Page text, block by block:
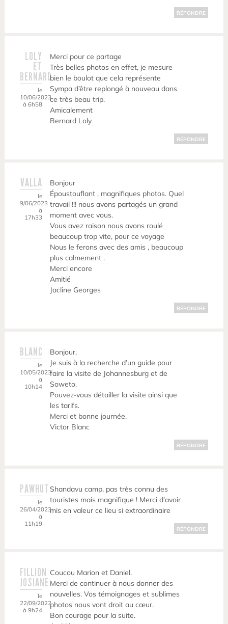
RÉPONDRE
LOLY
ET
BERNARD
le
10/06/2023
à 6h58
Merci pour ce partage
Très belles photos en effet, je mesure
bien le boulot que cela représente
Sympa d’être replongé à nouveau dans
ce très beau trip.
Amicalement
Bernard Loly
RÉPONDRE
VALLA
le
9/06/2023
à
17h33
Bonjour
Époustouflant , magnifiques photos. Quel
travail !!! nous avons partagés un grand
moment avec vous.
Vous avez raison nous avons roulé
beaucoup trop vite, pour ce voyage
Nous le ferons avec des amis , beaucoup
plus calmement .
Merci encore
Amitié
Jacline Georges
RÉPONDRE
BLANC
le
10/05/2023
à
10h14
Bonjour,
Je suis à la recherche d’un guide pour
faire la visite de Johannesburg et de
Soweto.
Pouvez-vous détailler la visite ainsi que
les tarifs.
Merci et bonne journée,
Victor Blanc
RÉPONDRE
PAWHUT
le
26/04/2023
à
11h19
Shandavu camp, pas très connu des
touristes mais magnifique ! Merci d’avoir
mis en valeur ce lieu si extraordinaire
RÉPONDRE
FILLION
JOSIANE
le
22/09/2022
à 9h24
Coucou Marion et Daniel.
Merci de continuer à nous donner des
nouvelles. Vos témoignages et sublimes
photos nous vont droit au cœur.
Bon courage pour la suite.